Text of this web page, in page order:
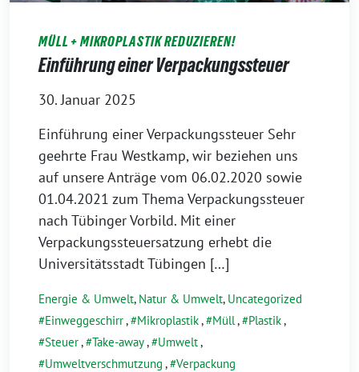
MÜLL + MIKROPLASTIK REDUZIEREN!
Einführung einer Verpackungssteuer
30. Januar 2025
Einführung einer Verpackungssteuer Sehr
geehrte Frau Westkamp, wir beziehen uns
auf unsere Anträge vom 06.02.2020 sowie
01.04.2021 zum Thema Verpackungssteuer
nach Tübinger Vorbild. Mit einer
Verpackungssteuersatzung erhebt die
Universitätsstadt Tübingen […]
Energie & Umwelt, Natur & Umwelt, Uncategorized
Einweggeschirr, Mikroplastik, Müll , Plastik,
Steuer, Take-away, Umwelt,
Umweltverschmutzung , Verpackung